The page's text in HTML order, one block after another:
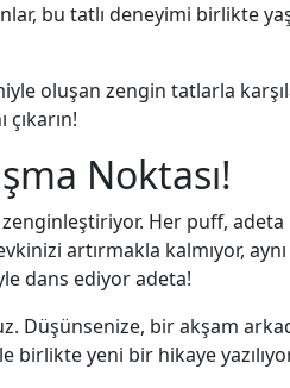
bu tatlı deneyimi birlikte
oluşan zengin tatlarla
Noktası!
Her puff, adeta
artırmakla kalmıyor,
dans ediyor adeta!
Düşünsenize, bir akşam
yeni bir hikaye